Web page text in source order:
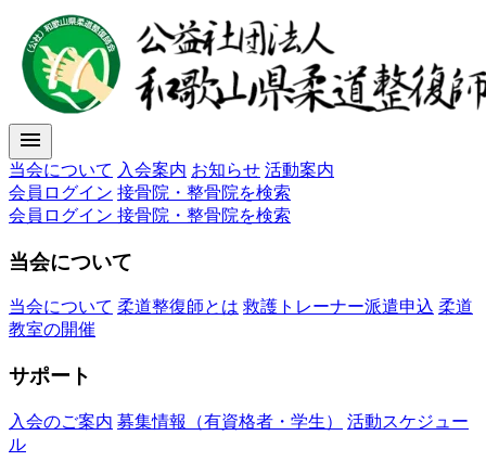
menu
当会について 入会案内 お知らせ 活動案内
会員ログイン 接骨院・整骨院を検索
会員ログイン 接骨院・整骨院を検索
当会について
当会について 柔道整復師とは 救護トレーナー派遣申込 柔道
教室の開催
サポート
入会のご案内 募集情報（有資格者・学生）
活動スケジュー
ル